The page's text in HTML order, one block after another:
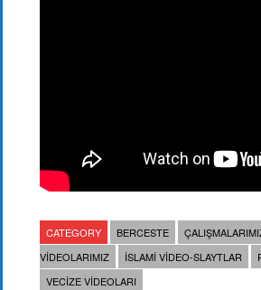
CATEGORY BERCESTE
VIDEOLARIMIZ
İSLAMI VIDEO-SLAYTLAR
VECIZE VIDEOLARI